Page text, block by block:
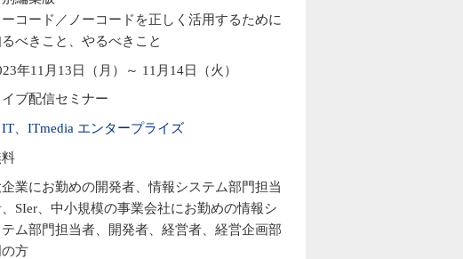
ーコード／ノーコードを正しく活用するために
べきこと、やるべきこと
年11月13日（月）～ 11月14日（火）
イブ配信セミナー
IT、 ITmedia エンタープライズ
企業にお勤めの開発者、情報システム部門担当
SIer、中小規模の事業会社にお勤めの情報シ
テム部門担当者、開発者、経営者、経営企画部
方